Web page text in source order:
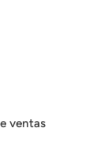
ventas